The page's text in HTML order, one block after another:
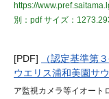
https://
別：pdfサイズ：
[PDF]
（認定基準第
ウエリス浦和美園サ
ア監視カメラ等イオート